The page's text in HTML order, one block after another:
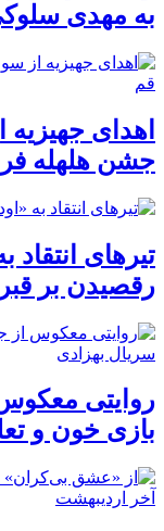
به مهدی
اهدای
جشن هلهله
تیرهای انتقاد
رقصیدن بر
روایتی
بازی خون و